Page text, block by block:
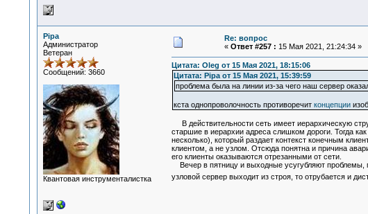
Pipa
Администратор
Ветеран
Сообщений: 3660
Квантовая инструменталистка
Re: вопрос
« Ответ #257 : 15 Мая 2021, 21:24:34 »
Цитата: Oleg от 15 Мая 2021, 18:15:06
Цитата: Pipa от 15 Мая 2021, 15:39:59
проблема была на линии из-за чего наш сервер
кста однопроволочность противоречит концепции
В действительности сеть имеет иерархическую
старшие в иерархии адреса слишком дороги. Тогда
несколько), который раздает контекст конечным
клиентом, а не узлом. Отсюда понятна и причина
его клиенты оказываются отрезанными от сети.
Вечер в пятницу и выходные усугубляют проблемы,
узловой сервер выходит из строя, то отрубается и